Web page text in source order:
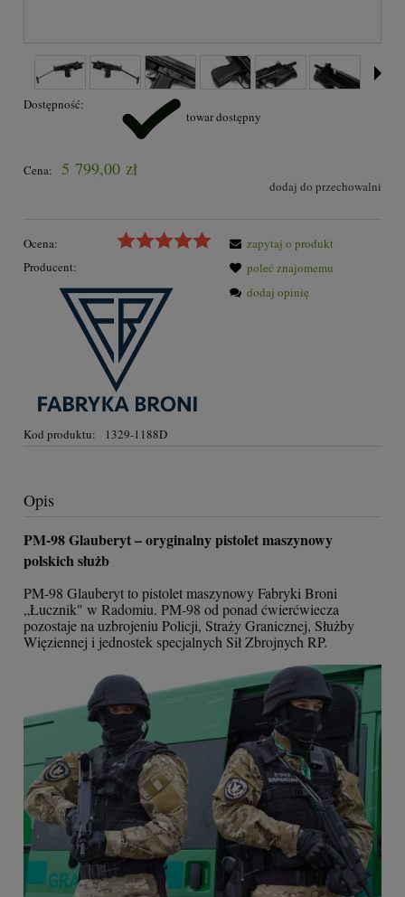
Dostępność:
towar dostępny
Cena: 5 799,00 zł
dodaj do przechowalni
Ocena:
Producent:
Kod produktu: 1329-1188D
zapytaj o produkt
poleć znajomemu
dodaj opinię
Opis
PM-98 Glauberyt – oryginalny pistolet maszynowy
polskich służb
PM-98 Glauberyt to pistolet maszynowy Fabryki Broni
„Łucznik" w Radomiu. PM-98 od ponad ćwierćwiecza
pozostaje na uzbrojeniu Policji, Straży Granicznej, Służby
Więziennej i jednostek specjalnych Sił Zbrojnych RP.